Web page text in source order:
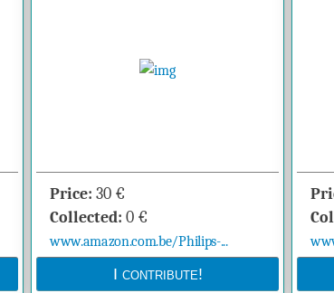
Price: 30 €
Collected: 0 €
www.amazon.com.be/Philips-...